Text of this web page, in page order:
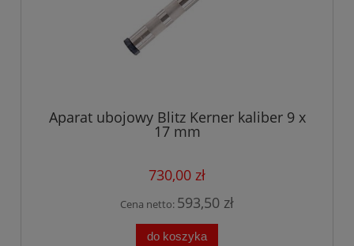
Aparat ubojowy Blitz Kerner kaliber 9 x
17 mm
730,00 zł
Cena netto: 593,50 zł
do koszyka